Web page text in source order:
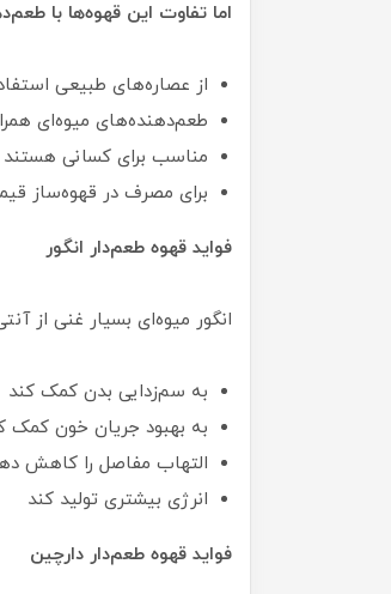
اما تفاوت این قهوه‌ها با
از عصاره‌های طبیعی
طعم‌دهنده‌های میوه‌ای
مناسب برای کسانی هستند
برای مصرف در قهوه‌ساز
فواید قهوه طعم‌دار انگور
انگور میوه‌ای بسیار غنی از
به سم‌زدایی بدن کمک کند
به بهبود جریان خون کمک
التهاب مفاصل را کاهش
انرژی بیشتری تولید کند
فواید قهوه طعم‌دار دارچین